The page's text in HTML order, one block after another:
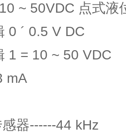
~ 50VDC 点式液
´ 0.5 V DC
= 10 ~ 50 VDC
mA
器------44 kHz